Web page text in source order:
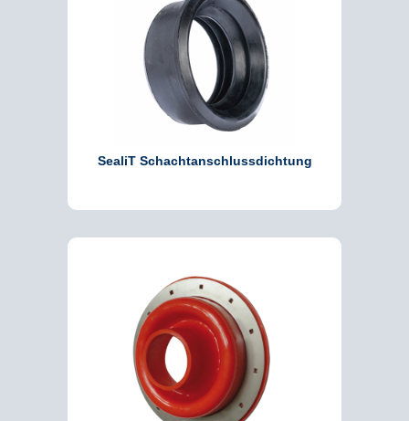
SealiT Schachtanschlussdichtung